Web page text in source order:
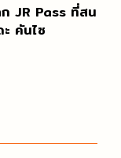
JR Pass ที่สน
คันไซ